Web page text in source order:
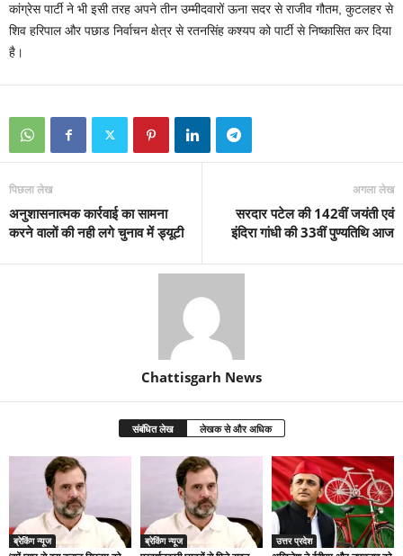
कांग्रेस पार्टी ने भी इसी तरह अपने तीन उम्मीदवारों ऊना सदर से राजीव गौतम, कुटलहर से
शिव हरिपाल और पछाड निर्वाचन क्षेत्र से रतनसिंह कश्यप को पार्टी से निष्कासित कर दिया
है।
पिछला लेख
अनुशासनात्मक कार्रवाई का सामना
करने वालों की नही लगे चुनाव में ड्यूटी
अगला लेख
सरदार पटेल की 142वीं जयंती एवं
इंदिरा गांधी की 33वीं पुण्यतिथि आज
Chattisgarh News
संबंधित लेख लेखक से और अधिक
ब्रेकिंग न्यूज ब्रेकिंग न्यूज उत्तर प्रदेश